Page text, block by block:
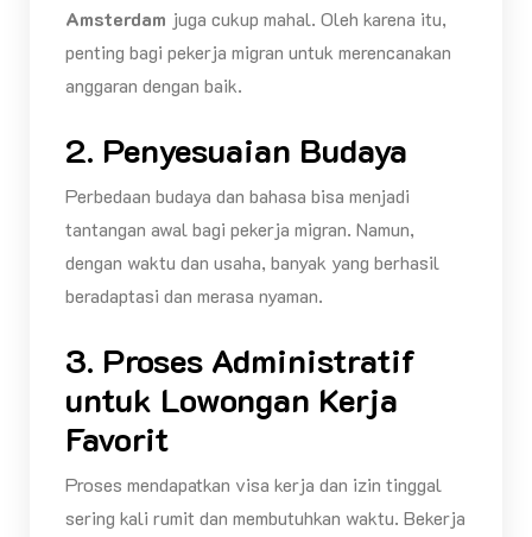
Amsterdam juga cukup mahal. Oleh karena itu,
penting bagi pekerja migran untuk merencanakan
anggaran dengan baik.
2. Penyesuaian Budaya
Perbedaan budaya dan bahasa bisa menjadi
tantangan awal bagi pekerja migran. Namun,
dengan waktu dan usaha, banyak yang berhasil
beradaptasi dan merasa nyaman.
3. Proses Administratif
untuk Lowongan Kerja
Favorit
Proses mendapatkan visa kerja dan izin tinggal
sering kali rumit dan membutuhkan waktu. Bekerja